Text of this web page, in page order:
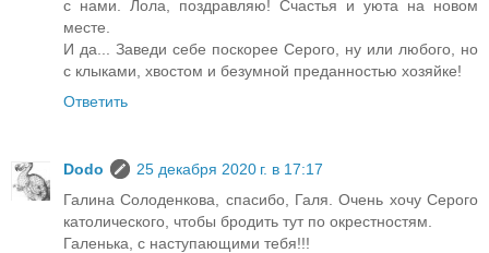
с нами. Лола, поздравляю! Счастья и уюта на новом
месте.
И да... Заведи себе поскорее Серого, ну или любого, но
с клыками, хвостом и безумной преданностью хозяйке!
Ответить
Dodo
25 декабря 2020 г. в 17:17
Галина Солоденкова, спасибо, Галя. Очень хочу Серого
католического, чтобы бродить тут по окрестностям.
Галенька, с наступающими тебя!!!